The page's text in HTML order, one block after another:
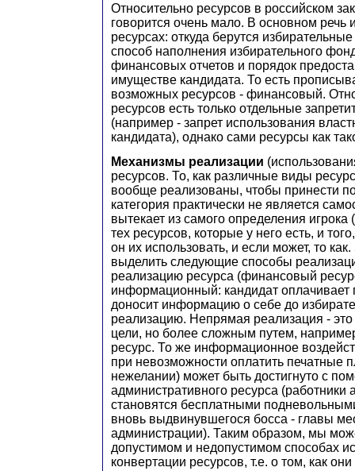
Относительно ресурсов в российском
говорится очень мало. В основном речь
ресурсах: откуда берутся
способ наполнения избирательного
финансовых отчетов и порядок
имуществе кандидата. То есть
возможных ресурсов - финансовый.
ресурсов есть только отдельные
(например - запрет использования
кандидата), однако сами ресурсы как
Механизмы реализации
ресурсов. То, как различные виды
вообще реализованы, чтобы принести
категория практически не является
вытекает из самого определения игрока
тех ресурсов, которые у него есть, и
он их использовать, и если может, то
выделить следующие способы
реализацию ресурса (финансовый
информационный: кандидат
доносит информацию о себе до
реализацию. Непрямая реализация -
цели, но более сложным путем,
ресурс. То же информационное
при невозможности оплатить печатные
нежелании) может быть достигнуто с
административного ресурса (работники
становятся бесплатными
вновь выдвинувшегося босса - главы
администрации). Таким образом, мы
допустимом и недопустимом способах
конвертации ресурсов, т.е. о том, как